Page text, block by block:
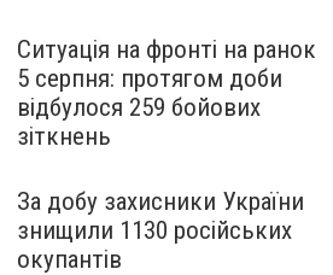
Ситуація на фронті на ранок
5 серпня: протягом доби
відбулося 259 бойових
зіткнень
За добу захисники України
знищили 1130 російських
окупантів